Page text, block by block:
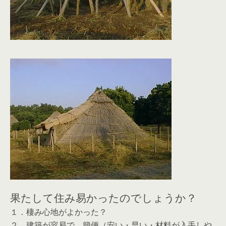
果たして住み易かったのでしょうか？
１．棲み心地がよかった？